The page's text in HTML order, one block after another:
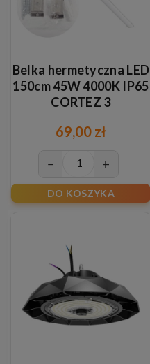
Belka hermetyczna LED
150cm 45W 4000K IP65
CORTEZ 3
69,00 zł
− +
DO KOSZYKA